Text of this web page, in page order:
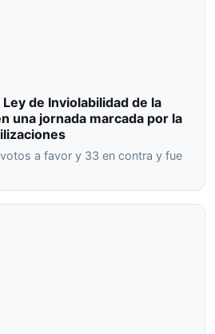
de Inviolabilidad de la
una jornada marcada por la
a favor y 33 en contra y fue